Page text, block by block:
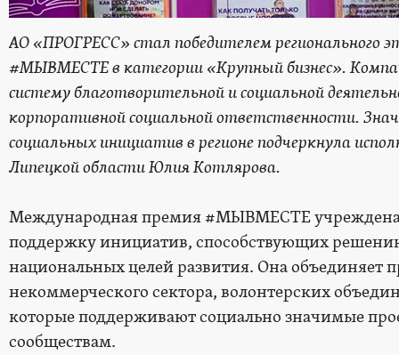
АО «ПРОГРЕСС» стал победителем регионального
#МЫВМЕСТЕ в категории «Крупный бизнес».
систему благотворительной и социальной
корпоративной социальной ответственности.
социальных инициатив в регионе подчеркнула
Липецкой области Юлия Котлярова.
Международная премия #МЫВМЕСТЕ учреждена
поддержку инициатив, способствующих
национальных целей развития. Она объединяет
некоммерческого сектора, волонтерских
которые поддерживают социально значимые
сообществам.